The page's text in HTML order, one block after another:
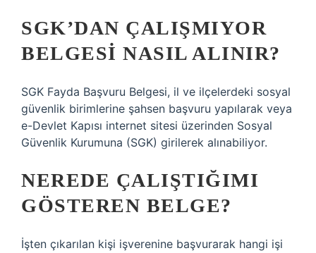
SGK’DAN ÇALIŞMIYOR
BELGESI NASIL ALINIR?
SGK Fayda Başvuru Belgesi, il ve ilçelerdeki sosyal
güvenlik birimlerine şahsen başvuru yapılarak veya
e-Devlet Kapısı internet sitesi üzerinden Sosyal
Güvenlik Kurumuna (SGK) girilerek alınabiliyor.
NEREDE ÇALIŞTIĞIMI
GÖSTEREN BELGE?
İşten çıkarılan kişi işverenine başvurarak hangi işi